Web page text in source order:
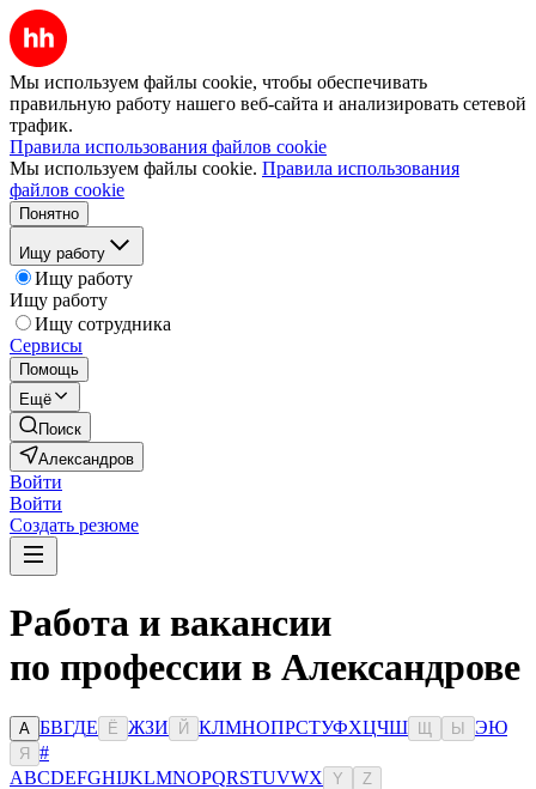
Мы используем файлы cookie, чтобы обеспечивать
правильную работу нашего веб-сайта и анализировать сетевой
трафик.
Правила использования файлов cookie
Мы используем файлы cookie. Правила использования
файлов cookie
Понятно
Ищу работу
Ищу работу
Ищу работу
Ищу сотрудника
Сервисы
Помощь
Ещё
Поиск
Александров
Войти
Войти
Создать резюме
Работа и вакансии
по профессии в Александрове
А БВГДЕ Ё ЖЗИ Й КЛМНОПРСТУФХЦЧШ Ы ЭЮ
Я
#
ABCDEFGHIJKLMNOPQRSTUVWX Y Z